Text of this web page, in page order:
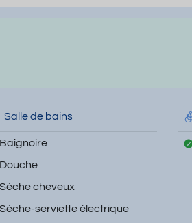
Salle de bains
Baignoire
Douche
Sèche cheveux
Sèche-serviette électrique